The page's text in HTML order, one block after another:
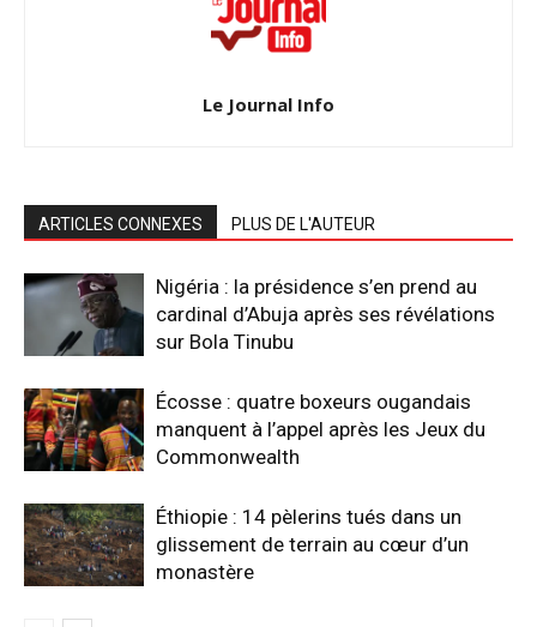
Le Journal Info
ARTICLES CONNEXES PLUS DE L'AUTEUR
Nigéria : la présidence s’en prend au
cardinal d’Abuja après ses révélations
sur Bola Tinubu
Écosse : quatre boxeurs ougandais
manquent à l’appel après les Jeux du
Commonwealth
Éthiopie : 14 pèlerins tués dans un
glissement de terrain au cœur d’un
monastère